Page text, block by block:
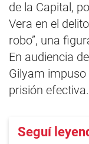
de la Capital,
Vera en el
robo”, una
En audiencia
Gilyam
prisión efectiva.
Seguí